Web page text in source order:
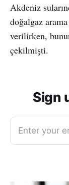
Akdeniz
doğalgaz
verilirken,
çekilmişti.
Sign
Enter your